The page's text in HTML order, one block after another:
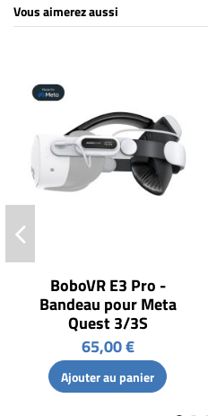
Vous aimerez aussi
BoboVR E3 Pro -
Bandeau pour Meta
Quest 3/3S
65,00 €
Ajouter au panier